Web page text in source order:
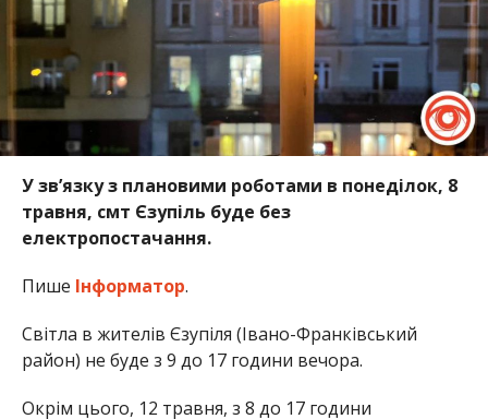
У зв’язку з плановими роботами в понеділок, 8
травня, смт Єзупіль буде без
електропостачання.
Пише Інформатор.
Світла в жителів Єзупіля (Івано-Франківський
район) не буде з 9 до 17 години вечора.
Окрім цього, 12 травня, з 8 до 17 години